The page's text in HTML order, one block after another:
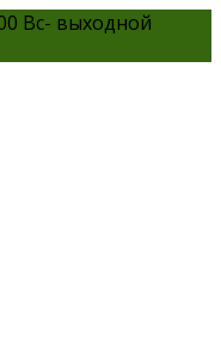
Вс- выходной